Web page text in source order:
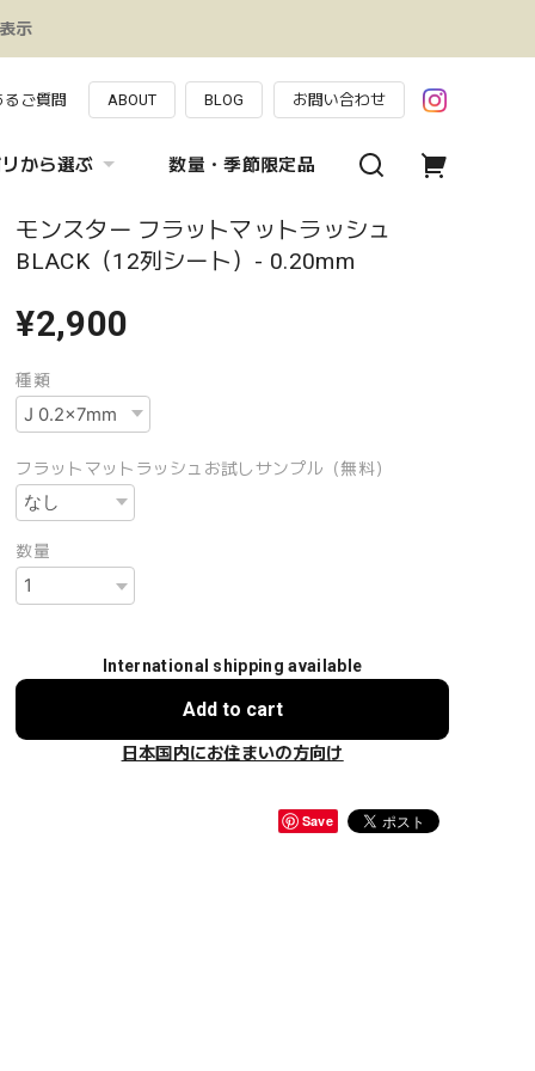
示
るご質問 ABOUT BLOG お問い合わせ
から選ぶ 数量・季節限定品
モンスター フラットマットラッシュ
BLACK（12列シート）- 0.20mm
¥2,900
種類
フラットマットラッシュお試しサンプル（無料）
数量
International shipping available
Add to cart
日本国内にお住まいの方向け
Save